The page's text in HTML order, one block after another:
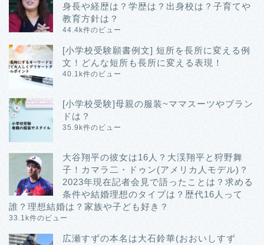
身長や経歴は？学歴は？出身校は？子育てや
教育方針は？
44.4k件のビュー
[小学校受験願書例文] 短所を長所に変える例
文！どんな短所も長所に変える表現！
40.1k件のビュー
[小学校受験]母親の服装~ママスーツやブラン
ドは？
35.9k件のビュー
大谷翔平の彼女は16人？大渓翔平と狩野舞
子！カマラ二・ドゥン(アメリカ人モデル)？
2023年現在記者会見で語ったことは？求める
条件や結婚理想のタイプは？歴代16人って
誰？理想結婚は？家族や子ども好き？
33.1k件のビュー
広瀬すずの本名は大石鈴華(おおいしすず